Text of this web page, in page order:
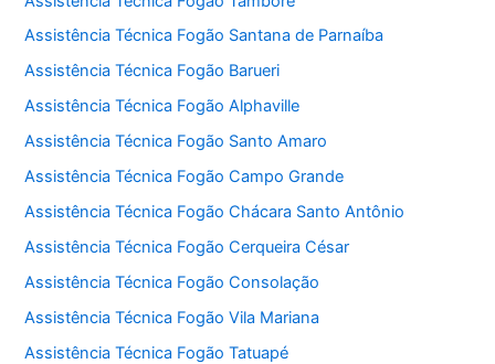
Assistência Técnica Fogão Santana de Parnaíba
Assistência Técnica Fogão Barueri
Assistência Técnica Fogão Alphaville
Assistência Técnica Fogão Santo Amaro
Assistência Técnica Fogão Campo Grande
Assistência Técnica Fogão Chácara Santo Antônio
Assistência Técnica Fogão Cerqueira César
Assistência Técnica Fogão Consolação
Assistência Técnica Fogão Vila Mariana
Assistência Técnica Fogão Tatuapé